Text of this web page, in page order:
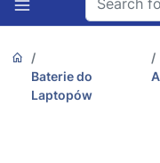
Baterie do
Laptopów